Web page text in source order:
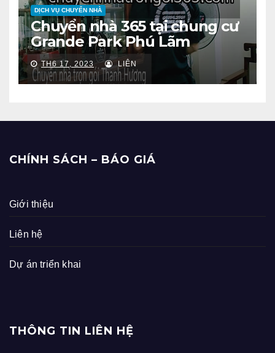
DỊCH VỤ CHUYỂN NHÀ
Chuyển nhà 365 tại chung cư
Grande Park Phú Lãm
TH6 17, 2023 LIÊN
CHÍNH SÁCH – BÁO GIÁ
Giới thiệu
Liên hệ
Dự án triển khai
THÔNG TIN LIÊN HỆ